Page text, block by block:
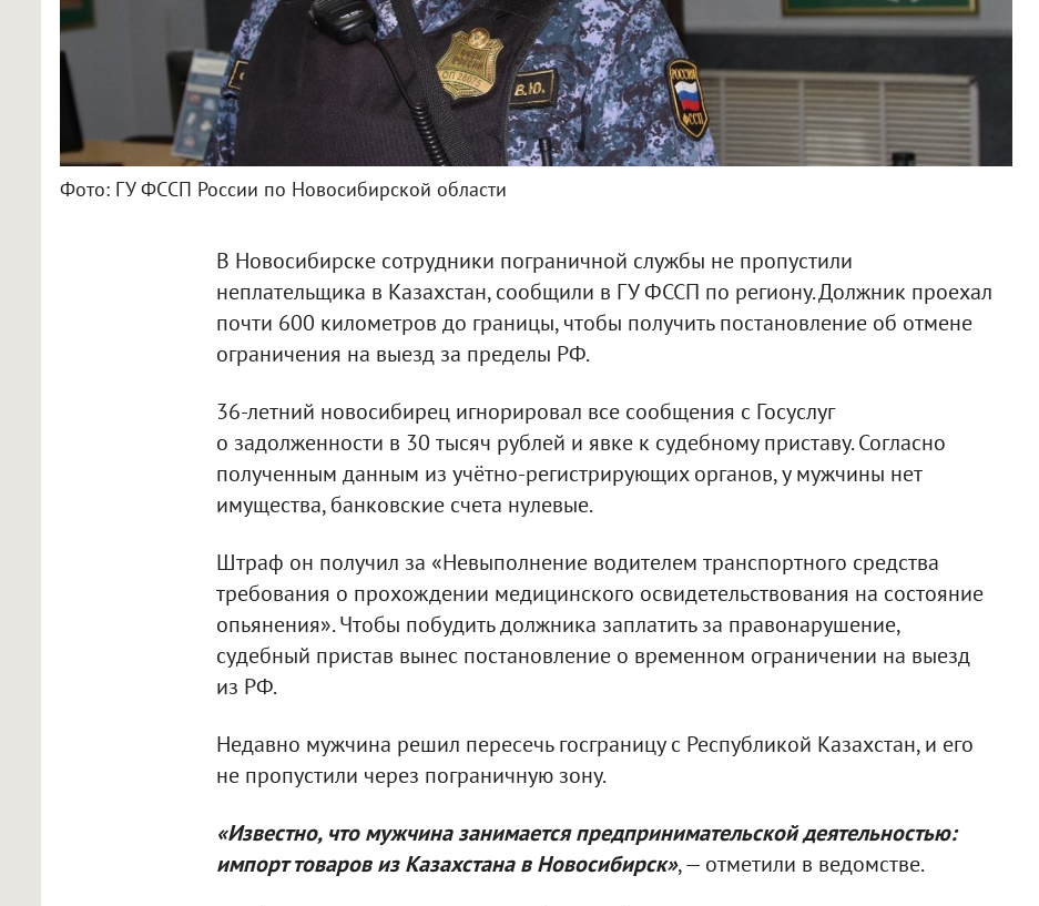
Фото: ГУ ФССП России по Новосибирской области
В Новосибирске сотрудники пограничной службы не пропустили
неплательщика в Казахстан, сообщили в ГУ ФССП по региону. Должник проехал
почти 600 километров до границы, чтобы получить постановление об отмене
ограничения на выезд за пределы РФ.
36-летний новосибирец игнорировал все сообщения с Госуслуг
о задолженности в 30 тысяч рублей и явке к судебному приставу. Согласно
полученным данным из учётно-регистрирующих органов, у мужчины нет
имущества, банковские счета нулевые.
Штраф он получил за «Невыполнение водителем транспортного средства
требования о прохождении медицинского освидетельствования на состояние
опьянения». Чтобы побудить должника заплатить за правонарушение,
судебный пристав вынес постановление о временном ограничении на выезд
из РФ.
Недавно мужчина решил пересечь госграницу с Республикой Казахстан, и его
не пропустили через пограничную зону.
«Известно, что мужчина занимается предпринимательской деятельностью:
импорт товаров из Казахстана в Новосибирск», — отметили в ведомстве.